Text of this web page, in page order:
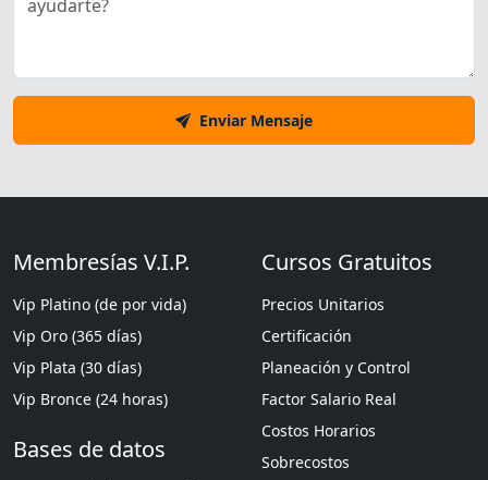
Enviar Mensaje
Membresías V.I.P.
Vip Platino (de por vida)
Vip Oro (365 días)
Vip Plata (30 días)
Vip Bronce (24 horas)
Bases de datos
Cursos Gratuitos
Precios Unitarios
Certificación
Planeación y Control
Factor Salario Real
Costos Horarios
Sobrecostos